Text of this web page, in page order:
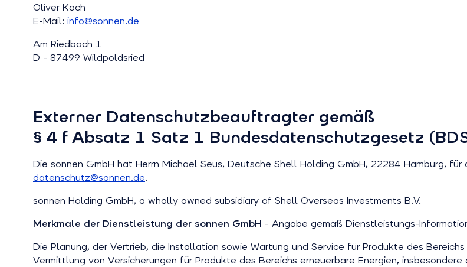
Oliver Koch
E-Mail: info@sonnen.de
Am Riedbach 1
D - 87499 Wildpoldsried
Externer Datenschutzbeauftragter gemäß
§ 4 f Absatz 1 Satz 1 Bundesdatenschutzgesetz
Die sonnen GmbH hat Herrn Michael Seus, Deutsche Shell Holding GmbH, 22284 Hamburg,
datenschutz@sonnen.de.
sonnen Holding GmbH, a wholly owned subsidiary of Shell Overseas Investments B.V.
Merkmale der Dienstleistung der sonnen GmbH - Angabe gemäß Dienstleistungs-
Die Planung, der Vertrieb, die Installation sowie Wartung und Service für Produkte des
Vermittlung von Versicherungen für Produkte des Bereichs erneuerbare Energien,